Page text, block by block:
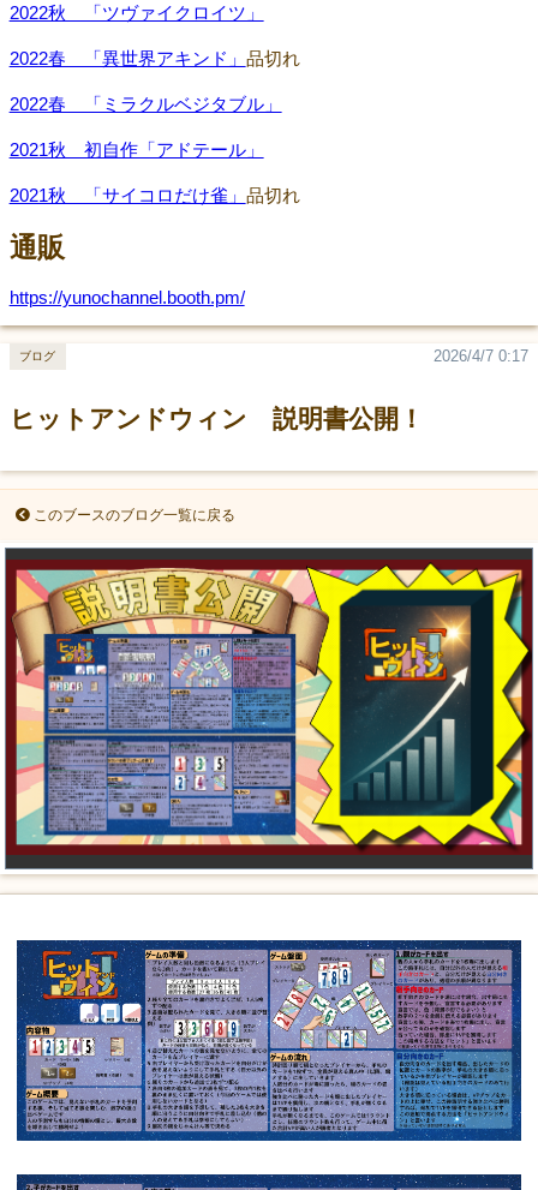
2022秋 「ツヴァイクロイツ」
2022春 「異世界アキンド」 品切れ
2022春 「ミラクルベジタブル」
2021秋 初自作「アドテール」
2021秋 「サイコロだけ雀」 品切れ
通販
https://yunochannel.booth.pm/
ヒットアンドウィン 説明書公開！
2026/4/7 0:17
ブログ
このブースのブログ一覧に戻る